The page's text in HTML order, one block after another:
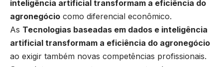
inteligência artificial transformam a eficiência do
agronegócio como diferencial econômico.
As Tecnologias baseadas em dados e inteligência
artificial transformam a eficiência do agronegócio
ao exigir também novas competências profissionais.